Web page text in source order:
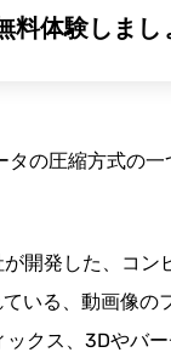
料体験しまし
タの圧縮方式の
開発した、コ
ている、動画像
クス、3Dやバ